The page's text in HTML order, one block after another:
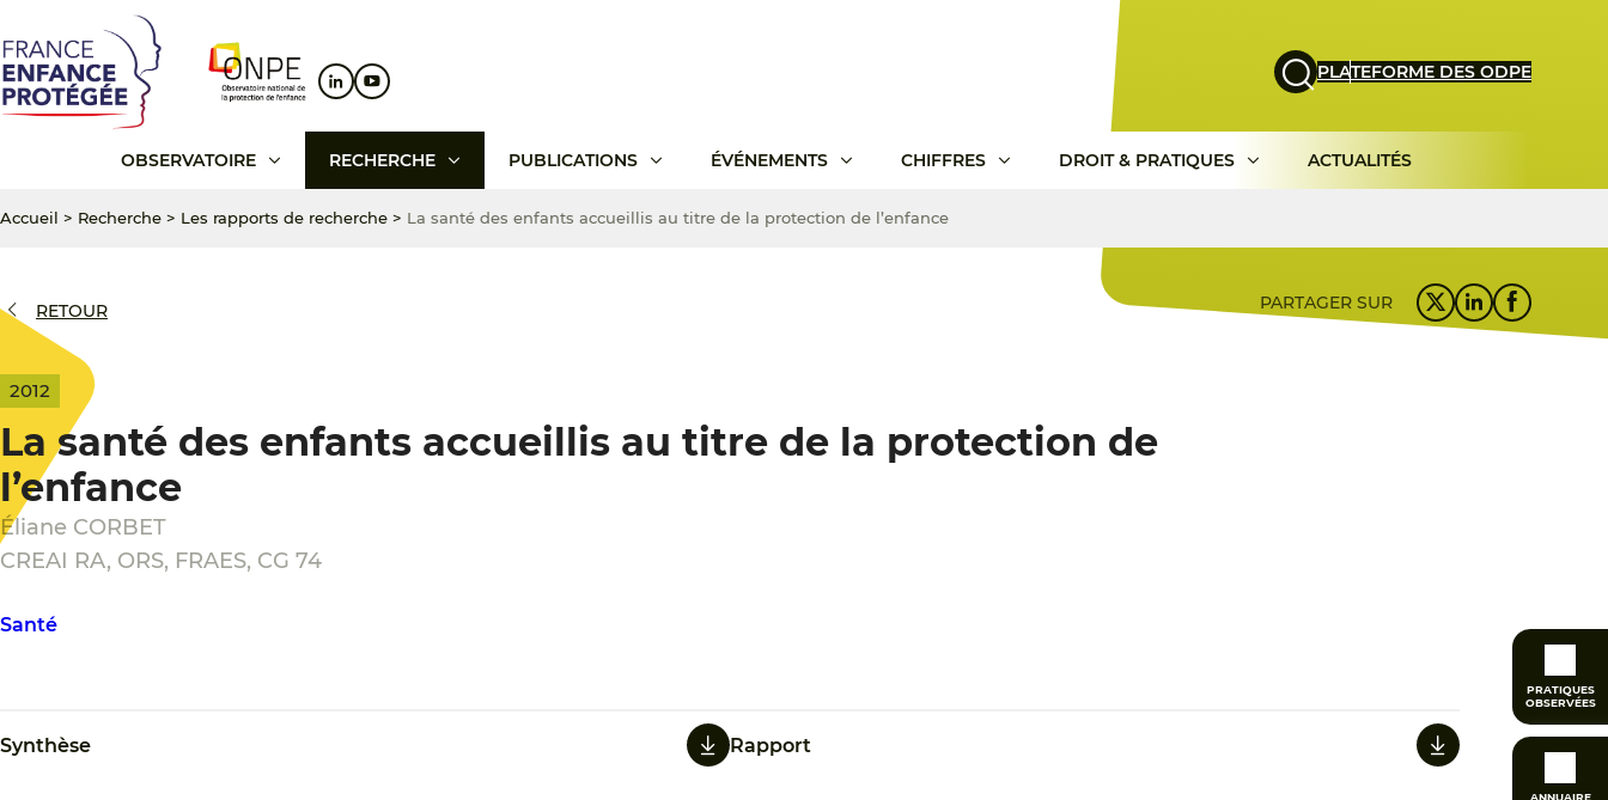
au
contenu
principal
au
menu
principal
au
pied
de
page
PLATEFORME DES ODPE
OBSERVATOIRE RECHERCHE PUBLICATIONS ÉVÉNEMENTS CHIFFRES DROIT & PRATIQUES ACTUALITÉS
PRATIQUES
OBSERVÉES
Accueil > Recherche > Les rapports de recherche > La santé des enfants accueillis au titre de la protection de l’enfance
RETOUR PARTAGER SUR
2012
La santé des enfants accueillis au titre de la protection de
l’enfance
Éliane CORBET
CREAI RA, ORS, FRAES, CG 74
Santé
Synthèse Rapport